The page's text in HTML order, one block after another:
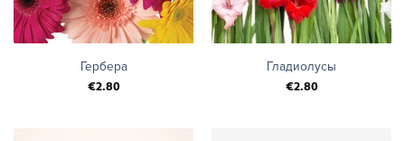
Гербера
€2.80
Гладиолусы
€2.80